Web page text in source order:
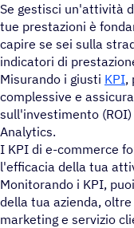
Se gestisci un'attività
tue prestazioni è
capire se sei sulla
indicatori di
Misurando i giusti KPI,
complessive e
sull'investimento
Analytics.
I KPI di e-commerce
l'efficacia della tua
Monitorando i KPI,
della tua azienda,
marketing e servizio